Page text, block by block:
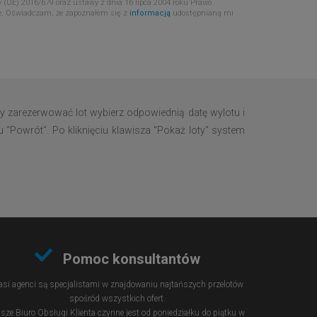
2016/679 oraz ustawy z dnia 16 lipca 2004 roku Prawo
Oświadczam, że zapoznałem się z informacją udostępnianą mi
zarezerwować lot wybierz odpowiednią datę wylotu i
Po kliknięciu klawisza "Pokaż loty" system
Pomoc konsultantów
agenci są specjalistami w znajdowaniu najtańszych przelotów
spośród wszystkich ofert.
Biuro Obsługi Klienta czynne jest od poniedziałku do piątku w